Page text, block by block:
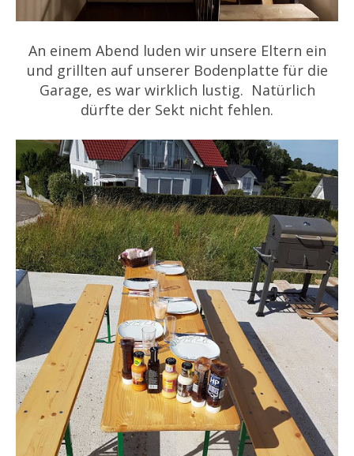
An einem Abend luden wir unsere Eltern ein
und grillten auf unserer Bodenplatte für die
Garage, es war wirklich lustig. Natürlich
dürfte der Sekt nicht fehlen.